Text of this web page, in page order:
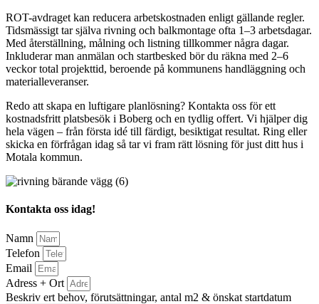
ROT-avdraget kan reducera arbetskostnaden enligt gällande regler.
Tidsmässigt tar själva rivning och balkmontage ofta 1–3 arbetsdagar.
Med återställning, målning och listning tillkommer några dagar.
Inkluderar man anmälan och startbesked bör du räkna med 2–6
veckor total projekttid, beroende på kommunens handläggning och
materialleveranser.
Redo att skapa en luftigare planlösning? Kontakta oss för ett
kostnadsfritt platsbesök i Boberg och en tydlig offert. Vi hjälper dig
hela vägen – från första idé till färdigt, besiktigat resultat. Ring eller
skicka en förfrågan idag så tar vi fram rätt lösning för just ditt hus i
Motala kommun.
Kontakta oss idag!
Namn
Telefon
Email
Adress + Ort
Beskriv ert behov, förutsättningar, antal m2 & önskat startdatum